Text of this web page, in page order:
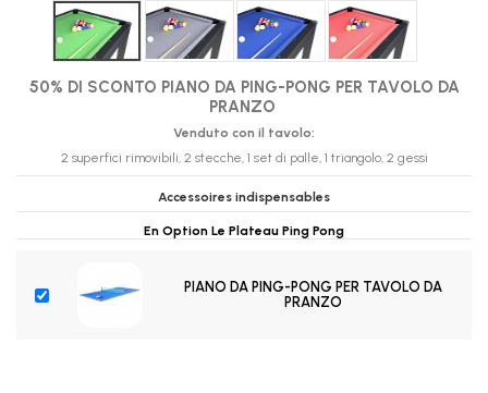
Verde Grigio Bleu foncé Rosso
50% DI SCONTO PIANO DA PING-PONG PER TAVOLO DA
PRANZO
Venduto con il tavolo:
2 superfici rimovibili, 2 stecche, 1 set di palle, 1 triangolo, 2 gessi
Accessoires indispensables
En Option Le Plateau Ping Pong
PIANO DA PING-PONG PER TAVOLO DA
PRANZO